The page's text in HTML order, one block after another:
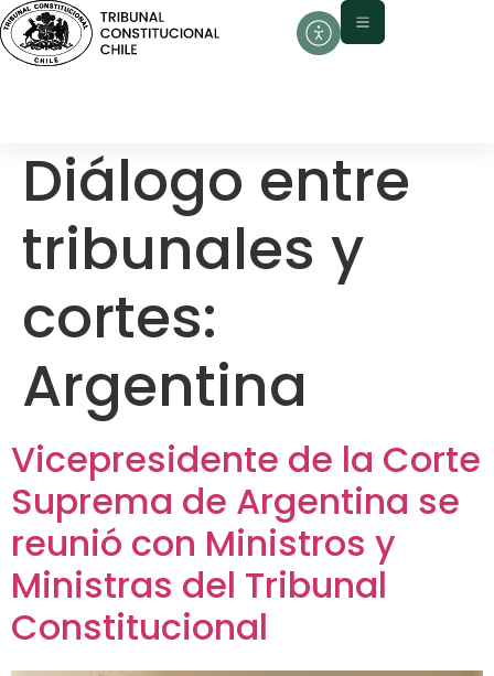
contenido
Diálogo entre
tribunales y
cortes:
Argentina
Vicepresidente de la Corte
Suprema de Argentina se
reunió con Ministros y
Ministras del Tribunal
Constitucional